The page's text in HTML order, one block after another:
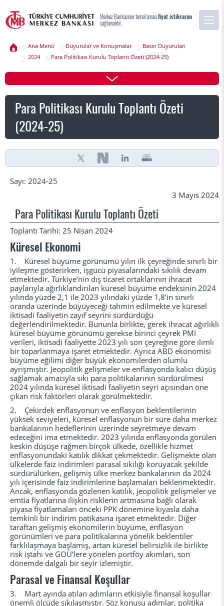
Merkez Bankasının temel amacıfiyat istikrarını
sağlamaktır.
Ana Menü Duyurular ve Konuşmalar
Basın Duyuruları
2024
Para Politikası Kurulu Toplantı Özeti (2024-25)
Para Politikası Kurulu Toplantı Özeti
(2024-25)
Sayı: 2024-25
3 Mayıs 2024
Para Politikası Kurulu Toplantı Özeti
Toplantı Tarihi: 25 Nisan 2024
Küresel Ekonomi
1. Küresel büyüme görünümü yılın ilk çeyreğinde sınırlı bir
iyileşme gösterirken, işgücü piyasalarındaki sıkılık devam
etmektedir. Türkiye’nin dış ticaret ortaklarının ihracat
paylarıyla ağırlıklandırılan küresel büyüme endeksinin 2024
yılında yüzde 2,1 ile 2023 yılındaki yüzde 1,8’in sınırlı
oranda üzerinde büyüyeceği tahmin edilmekte ve küresel
iktisadi faaliyetin zayıf seyrini sürdürdüğü
değerlendirilmektedir. Bununla birlikte, gerek ihracat ağırlıklı
küresel büyüme görünümü gerekse birinci çeyrek PMI
verileri, iktisadi faaliyette 2023 yılı son çeyreğine göre ılımlı
bir toparlanmaya işaret etmektedir. Ayrıca ABD ekonomisi
büyüme eğilimi diğer büyük ekonomilerden olumlu
ayrışmıştır. Jeopolitik gelişmeler ve enflasyonda kalıcı düşüş
sağlamak amacıyla sıkı para politikalarının sürdürülmesi
2024 yılında küresel iktisadi faaliyetin seyri açısından öne
çıkan risk faktörleri olarak görülmektedir.
2. Çekirdek enflasyonun ve enflasyon beklentilerinin
yüksek seviyeleri, küresel enflasyonun bir süre daha merkez
bankalarının hedeflerinin üzerinde seyretmeye devam
edeceğini ima etmektedir. 2023 yılında enflasyonda görülen
keskin düşüşe rağmen birçok ülkede, özellikle hizmet
enflasyonundaki katılık dikkat çekmektedir. Gelişmekte olan
ülkelerde faiz indirimleri parasal sıkılığı koruyacak şekilde
sürdürülürken, gelişmiş ülke merkez bankalarının da 2024
yılı içerisinde faiz indirimlerine başlamaları beklenmektedir.
Ancak, enflasyonda gözlenen katılık, jeopolitik gelişmeler ve
emtia fiyatlarına ilişkin risklerin artmasına bağlı olarak
piyasa fiyatlamaları önceki PPK dönemine kıyasla daha
temkinli bir indirim patikasına işaret etmektedir. Diğer
taraftan gelişmiş ekonomilerin büyüme, enflasyon
görünümleri ve para politikalarına yönelik beklentiler
farklılaşmaya başlamış, artan küresel belirsizlik ile birlikte
risk iştahı ve GOÜ’lere yönelen portföy akımları, son
dönemde dalgalı bir seyir izlemiştir.
Parasal ve Finansal Koşullar
3. Mart ayında atılan adımların etkisiyle finansal koşullar
önemli ölçüde sıkılaşmıştır. Söz konusu adımlar, politika